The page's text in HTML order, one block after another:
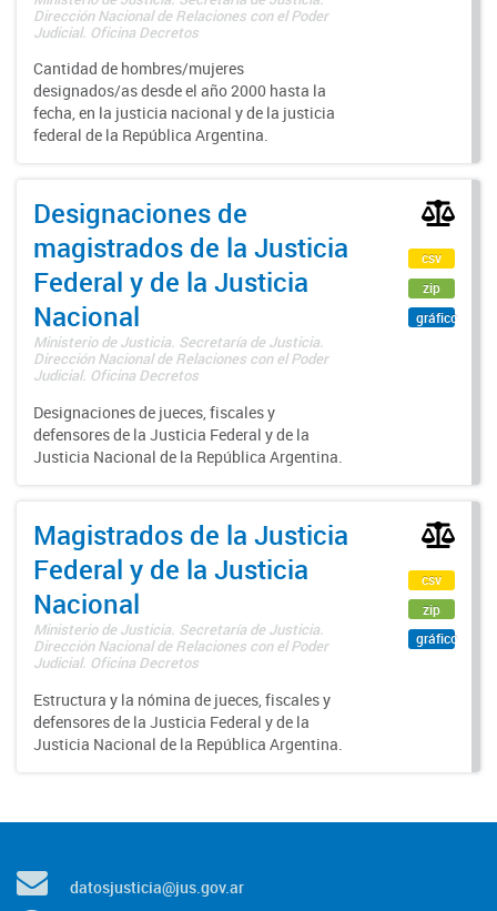
Dirección Nacional de Relaciones con el Poder
Judicial. Oficina Decretos
Cantidad de hombres/mujeres
designados/as desde el año 2000 hasta la
fecha, en la justicia nacional y de la justicia
federal de la República Argentina.
Designaciones de
magistrados de la Justicia
Federal y de la Justicia
Nacional
Ministerio de Justicia. Secretaría de Justicia.
Dirección Nacional de Relaciones con el Poder
Judicial. Oficina Decretos
Designaciones de jueces, fiscales y
defensores de la Justicia Federal y de la
Justicia Nacional de la República Argentina.
csv
zip
gráfico
Magistrados de la Justicia
Federal y de la Justicia
Nacional
Ministerio de Justicia. Secretaría de Justicia.
Dirección Nacional de Relaciones con el Poder
Judicial. Oficina Decretos
Estructura y la nómina de jueces, fiscales y
defensores de la Justicia Federal y de la
Justicia Nacional de la República Argentina.
csv
zip
gráfico
datosjusticia@jus.gov.ar